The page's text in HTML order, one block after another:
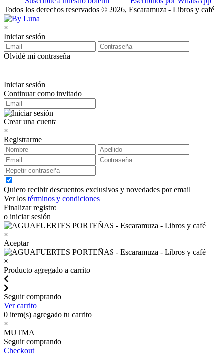
Todos los derechos reservados © 2026, Escaramuza - Libros y café
×
Iniciar sesión
Olvidé mi contraseña
Iniciar sesión
Continuar como invitado
Crear una cuenta
×
Registrarme
Quiero recibir descuentos exclusivos y novedades por email
Ver los términos y condiciones
Finalizar registro
o iniciar sesión
×
Aceptar
×
Producto agregado a carrito
Seguir comprando
Ver carrito
0 item(s) agregado tu carrito
×
MUTMA
Seguir comprando
Checkout